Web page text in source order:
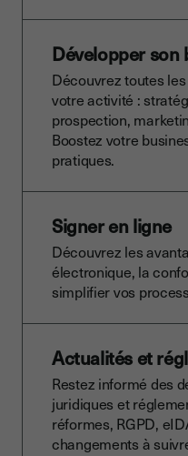
Développer son
Découvrez toutes
votre activité :
prospection,
Boostez votre
pratiques.
Signer en ligne
Découvrez les
électronique, la
simplifier vos
Actualités et
Restez informé des
juridiques et
réformes, RGPD,
changements à